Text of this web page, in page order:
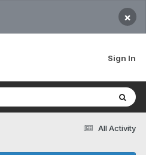
×
Sign In
All Activity